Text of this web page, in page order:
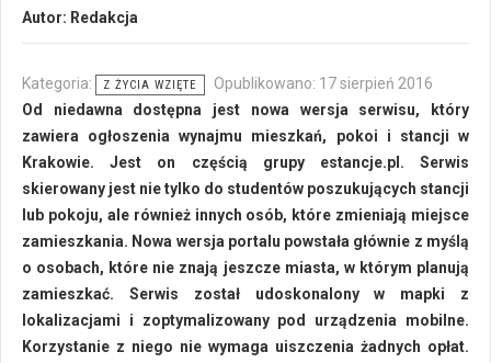
Autor: Redakcja
Kategoria: Z ŻYCIA WZIĘTE
Opublikowano: 17 sierpień 2016
Od niedawna dostępna jest nowa wersja serwisu, który
zawiera ogłoszenia wynajmu mieszkań, pokoi i stancji w
Krakowie. Jest on częścią grupy estancje.pl. Serwis
skierowany jest nie tylko do studentów poszukujących stancji
lub pokoju, ale również innych osób, które zmieniają miejsce
zamieszkania. Nowa wersja portalu powstała głównie z myślą
o osobach, które nie znają jeszcze miasta, w którym planują
zamieszkać. Serwis został udoskonalony w mapki z
lokalizacjami i zoptymalizowany pod urządzenia mobilne.
Korzystanie z niego nie wymaga uiszczenia żadnych opłat.